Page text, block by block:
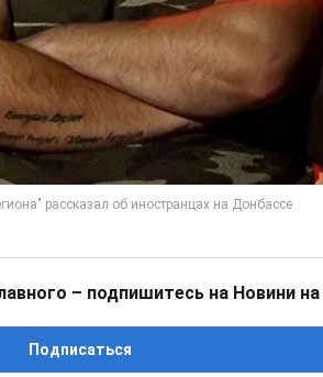
– подпишитесь на Новини на
Подписаться